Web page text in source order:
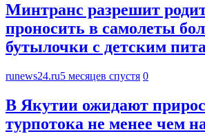
Минтранс разрешит
проносить в самолеты
бутылочки с детским
runews24.ru5 месяцев спустя 0
В Якутии ожидают
турпотока не менее чем